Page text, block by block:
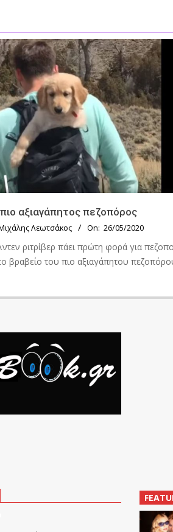
αξιαγάπητος πεζοπόρος
Λεωτσάκος On: 26/05/2020
ριτρίβερ πάει πρώτη φορά για
το βραβείο του πιο αξιαγάπητου